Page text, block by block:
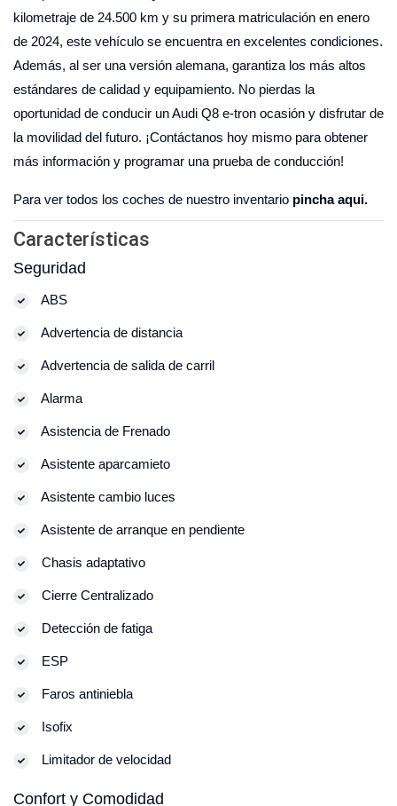
kilometraje de 24.500 km y su primera matriculación en enero
de 2024, este vehículo se encuentra en excelentes condiciones.
Además, al ser una versión alemana, garantiza los más altos
estándares de calidad y equipamiento. No pierdas la
oportunidad de conducir un Audi Q8 e-tron ocasión y disfrutar de
la movilidad del futuro. ¡Contáctanos hoy mismo para obtener
más información y programar una prueba de conducción!
Para ver todos los coches de nuestro inventario pincha aqui.
Características
Seguridad
ABS
Advertencia de distancia
Advertencia de salida de carril
Alarma
Asistencia de Frenado
Asistente aparcamieto
Asistente cambio luces
Asistente de arranque en pendiente
Chasis adaptativo
Cierre Centralizado
Detección de fatiga
ESP
Faros antiniebla
Isofix
Limitador de velocidad
Confort y Comodidad